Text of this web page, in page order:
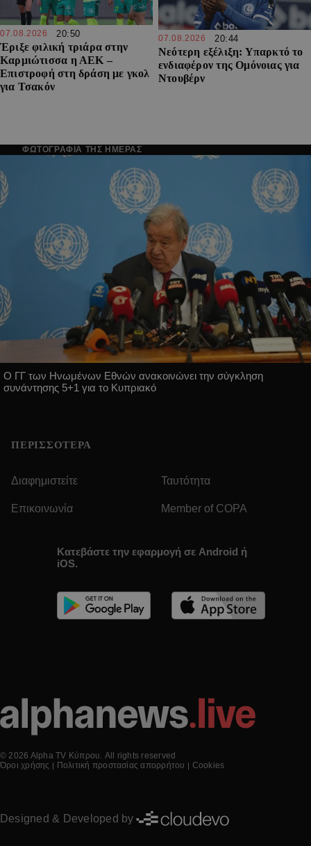
07.08.2026 20:50
Έριξε φιλική τριάρα στην
Καρμιώτισσα η ΑΕΚ –
Επιστροφή στη δράση με γκολ
για Τσακόν
07.08.2026 20:44
Νεότερη εξέλιξη: Υπαρκτό το
ενδιαφέρον της Ομόνοιας για
Ντουβέρν
ΦΩΤΟΓΡΑΦΙΑ ΤΗΣ ΗΜΕΡΑΣ
Ο ΓΓ των Ηνωμένων Εθνών ανακοινώνει την σύγκληση
συνάντησης 5+1 για το Κυπριακό
ΠΕΡΙΣΣΟΤΕΡΑ
Διαφημιστείτε Ταυτότητα
Επικοινωνία Member of COPA
Κατεβάστε την εφαρμογή σε Android ή
iOS.
© 2026 Alpha TV Κύπρου. All rights reserved
Όροι χρήσης
Πολιτική προστασίας απορρήτου Cookies
Designed & Developed by